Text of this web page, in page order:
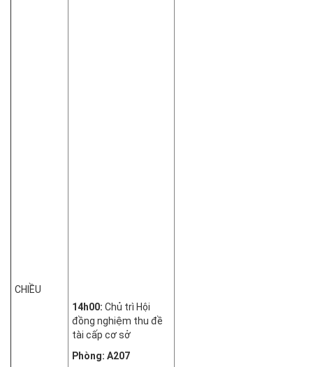
CHIỀU
14h00: Chủ trì Hội
đồng nghiệm thu đề
tài cấp cơ sở
Phòng: A207